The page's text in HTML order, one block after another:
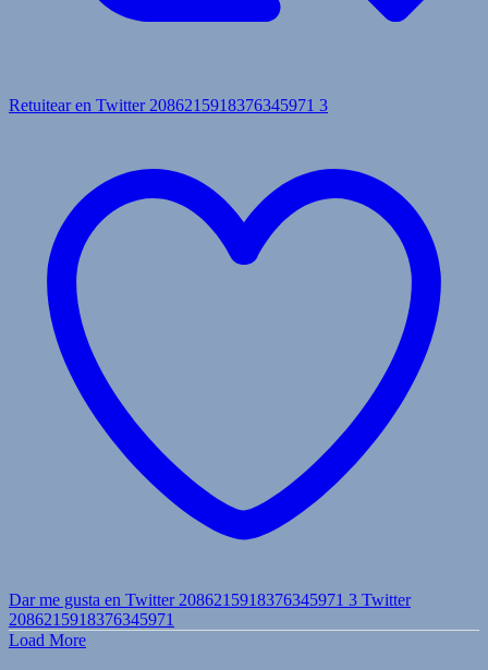
Retuitear en Twitter 2086215918376345971 3
Dar me gusta en Twitter 2086215918376345971 3 Twitter
2086215918376345971
Load More